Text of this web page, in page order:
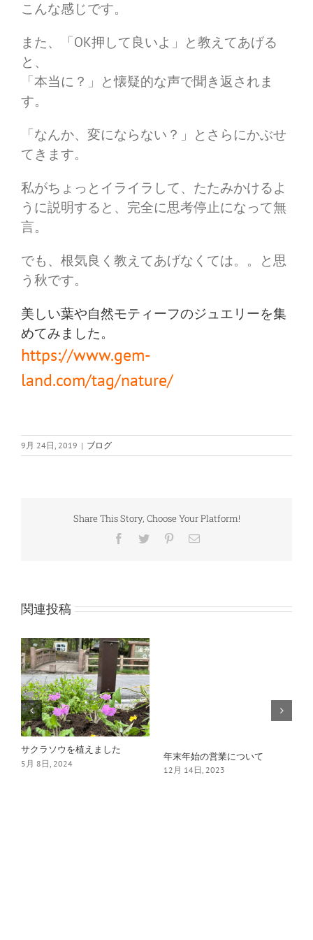
こんな感じです。
また、「OK押して良いよ」と教えてあげる
と、
「本当に？」と懐疑的な声で聞き返されま
す。
「なんか、変にならない？」とさらにかぶせ
てきます。
私がちょっとイライラして、たたみかけるよ
うに説明すると、完全に思考停止になって無
言。
でも、根気良く教えてあげなくては。。と思
う秋です。
美しい葉や自然モティーフのジュエリーを集
めてみました。
https://www.gem-
land.com/tag/nature/
9月 24日, 2019 | ブログ
Share This Story, Choose Your Platform!
Facebook
Twitter Pinterest
電
関連投稿
サクラソウを植えました
5月 8日, 2024
年末年始の営業について
12月 14日, 2023